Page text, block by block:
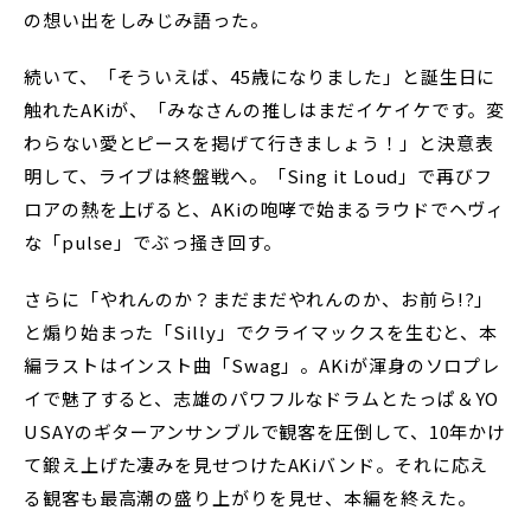
の想い出をしみじみ語った。
続いて、「そういえば、45歳になりました」と誕生日に
触れたAKiが、「みなさんの推しはまだイケイケです。変
わらない愛とピースを掲げて行きましょう！」と決意表
明して、ライブは終盤戦へ。「Sing it Loud」で再びフ
ロアの熱を上げると、AKiの咆哮で始まるラウドでヘヴィ
な「pulse」でぶっ掻き回す。
さらに「やれんのか？まだまだやれんのか、お前ら!?」
と煽り始まった「Silly」でクライマックスを生むと、本
編ラストはインスト曲「Swag」。AKiが渾身のソロプレ
イで魅了すると、志雄のパワフルなドラムとたっぱ＆YO
USAYのギターアンサンブルで観客を圧倒して、10年かけ
て鍛え上げた凄みを見せつけたAKiバンド。それに応え
る観客も最高潮の盛り上がりを見せ、本編を終えた。